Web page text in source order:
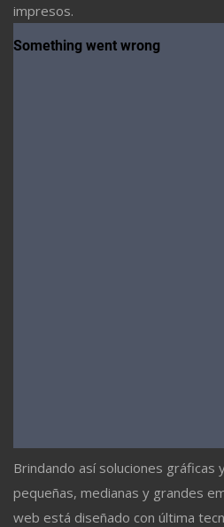
impresos.
Brindando así soluciones gráficas
pequeñas, medianas y grandes
web está diseñado con última